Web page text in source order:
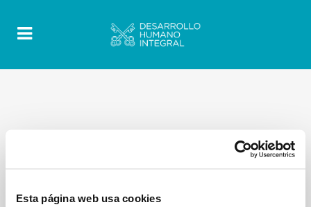
Esta página web usa cookies